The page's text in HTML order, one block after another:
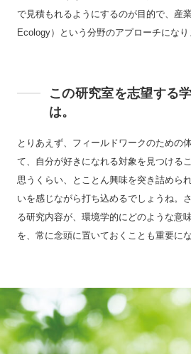
で見積もれるようにするのが目的で、産
Ecology）という分野のアプローチになり
この研究室を志望する
は。
とりあえず、フィールドワークのための
て、自分が好きになれる対象を見つける
思うくらい、とことん興味を突き詰めら
いを感じながら打ち込めるでしょうね。
る研究内容が、環境学的にどのような意
を、常に念頭に置いておくことも重要にな